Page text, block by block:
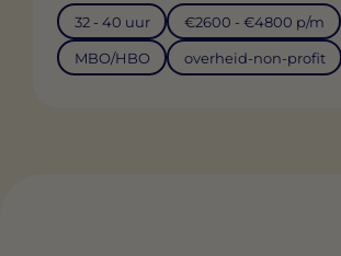
32 - 40 uur €2600 - €4800 p/m
MBO/HBO overheid-non-profit